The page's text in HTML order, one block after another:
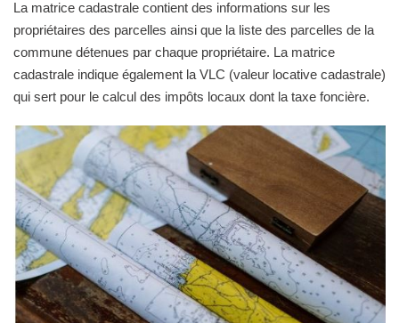
La matrice cadastrale contient des informations sur les
propriétaires des parcelles ainsi que la liste des parcelles de la
commune détenues par chaque propriétaire. La matrice
cadastrale indique également la VLC (valeur locative cadastrale)
qui sert pour le calcul des impôts locaux dont la taxe foncière.